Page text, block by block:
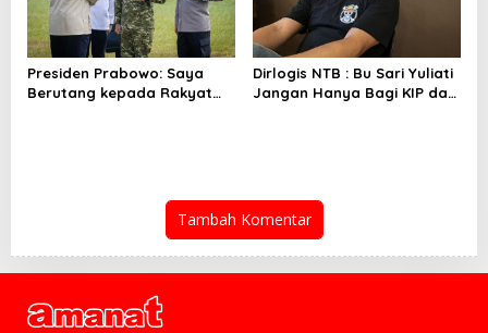
Presiden Prabowo: Saya
Berutang kepada Rakyat
Dirlogis NTB : Bu Sari Yuliati
Jangan Hanya Bagi KIP dan
Tambah Komentar